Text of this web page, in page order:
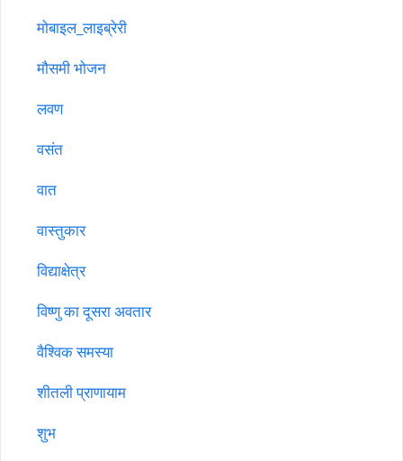
मोबाइल_लाइब्रेरी
मौसमी भोजन
लवण
वसंत
वात
वास्तुकार
विद्याक्षेत्र
विष्णु का दूसरा अवतार
वैश्विक समस्या
शीतली प्राणायाम
शुभ